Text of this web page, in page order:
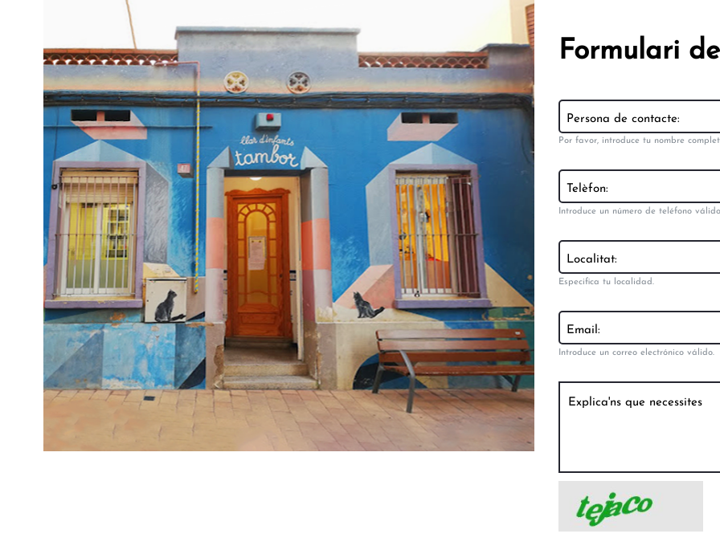
Formulari
Persona de contacte:
Por favor, introduce tu nombre
Telèfon:
Introduce un número de teléfono
Localitat:
Especifica tu localidad.
Email:
Introduce un correo electrónico válido.
Explica'ns que necessites